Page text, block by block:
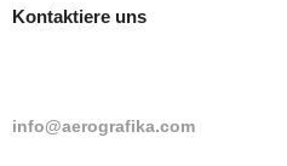
Kontaktiere uns
info@aerografika.com